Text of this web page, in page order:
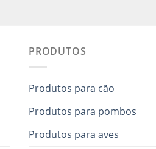
PRODUTOS
Produtos para cão
Produtos para pombos
Produtos para aves